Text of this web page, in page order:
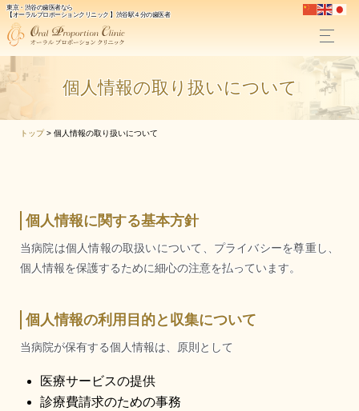
東京・渋谷の歯医者なら
【オーラルプロポーションクリニック 】渋谷駅４分の歯医者
個人情報の取り扱いについて
トップ> 個人情報の取り扱いについて
個人情報に関する基本方針
当病院は個人情報の取扱いについて、プライバシーを尊重し、
個人情報を保護するために細心の注意を払っています。
個人情報の利用目的と収集について
当病院が保有する個人情報は、原則として
医療サービスの提供
診療費請求のための事務